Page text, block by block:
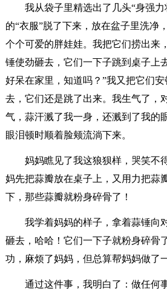
我从袋子里精选出了几头“身强
的“衣服”脱了下来，放在盆子里洗净
个个可爱的胖娃娃。我把它们捞出来
锤使劲砸去，它们一下子跳到桌子上
好呆在家里，知道吗？”我又把它们
去，它们还是跳了出来。我生气了，
气，蒜汗溅了我一身，还溅到了我的
眼泪顿时顺着脸颊流淌下来。
妈妈瞧见了我这狼狈样，哭笑不
妈先把蒜瓣放在桌子上，又用力把蒜
下，那些蒜瓣就粉身碎骨了！
我学着妈妈的样子，拿着蒜锤向
砸去，哈哈！它们一下子就粉身碎骨
功，麻烦了妈妈，但总算帮妈妈做了
通过这件事，我明白了：做任何